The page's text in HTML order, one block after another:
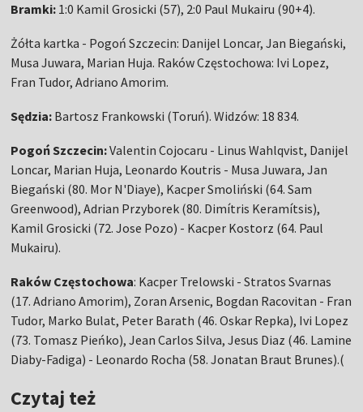
Bramki: 1:0 Kamil Grosicki (57), 2:0 Paul Mukairu (90+4).
Żółta kartka - Pogoń Szczecin: Danijel Loncar, Jan Biegański,
Musa Juwara, Marian Huja. Raków Częstochowa: Ivi Lopez,
Fran Tudor, Adriano Amorim.
Sędzia: Bartosz Frankowski (Toruń). Widzów: 18 834.
Pogoń Szczecin:Valentin Cojocaru - Linus Wahlqvist, Danijel
Loncar, Marian Huja, Leonardo Koutris - Musa Juwara, Jan
Biegański (80. Mor N'Diaye), Kacper Smoliński (64. Sam
Greenwood), Adrian Przyborek (80. Dimítris Keramítsis),
Kamil Grosicki (72. Jose Pozo) - Kacper Kostorz (64. Paul
Mukairu).
Raków Częstochowa: Kacper Trelowski - Stratos Svarnas
(17. Adriano Amorim), Zoran Arsenic, Bogdan Racovitan - Fran
Tudor, Marko Bulat, Peter Barath (46. Oskar Repka), Ivi Lopez
(73. Tomasz Pieńko), Jean Carlos Silva, Jesus Diaz (46. Lamine
Diaby-Fadiga) - Leonardo Rocha (58. Jonatan Braut Brunes).(
Czytaj też